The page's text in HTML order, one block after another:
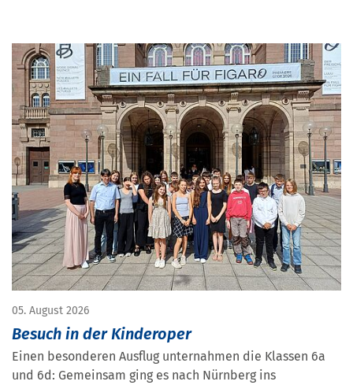
05. August 2026
Besuch in der Kinderoper
Einen besonderen Ausflug unternahmen die Klassen 6a
und 6d: Gemeinsam ging es nach Nürnberg ins